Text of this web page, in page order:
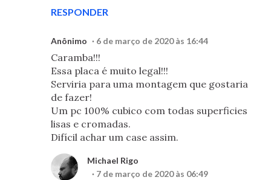
RESPONDER
Anônimo 6 de março de 2020 às 16:44
Caramba!!!
Essa placa é muito legal!!!
Serviria para uma montagem que gostaria
de fazer!
Um pc 100% cubico com todas superficies
lisas e cromadas.
Difícil achar um case assim.
Michael Rigo
7 de março de 2020 às 06:49